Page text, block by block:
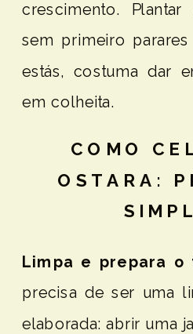
crescimento.
sem primeiro
estás, costuma dar
em colheita.
COMO
OSTARA:
Limpa e prepara o
precisa de ser uma
elaborada: abrir uma